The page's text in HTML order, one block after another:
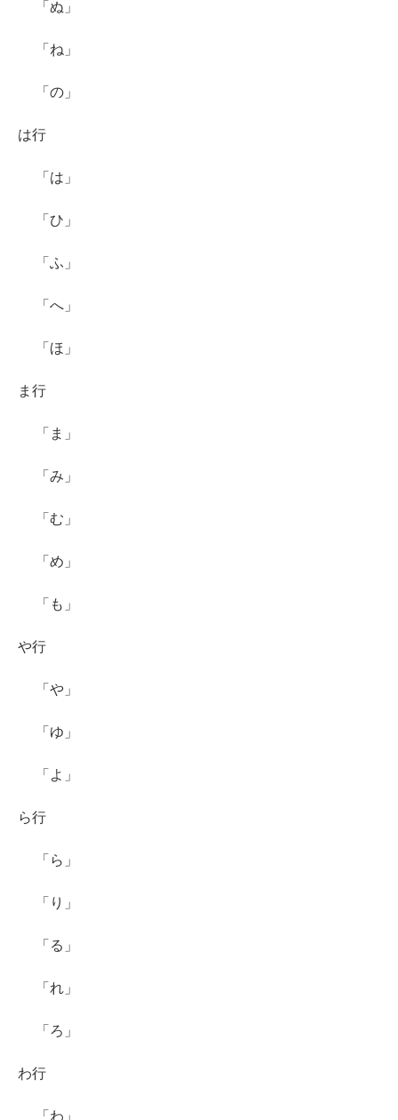
「ぬ」
「ね」
「の」
は行
「は」
「ひ」
「ふ」
「へ」
「ほ」
ま行
「ま」
「み」
「む」
「め」
「も」
や行
「や」
「ゆ」
「よ」
ら行
「ら」
「り」
「る」
「れ」
「ろ」
わ行
「わ」